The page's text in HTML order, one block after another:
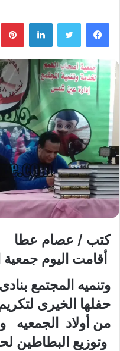
لينكدإن
كتب /
أقامت اليوم
حفلها الخيرى
من أولاد الجمعيه
وتوزيع البطاطين